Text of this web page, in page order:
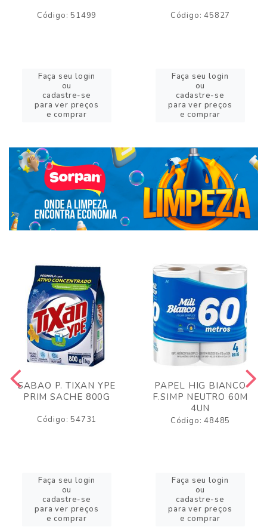
Código: 51499
Faça seu login
ou
cadastre-se
para ver preços
e comprar
Código: 45827
Faça seu login
ou
cadastre-se
para ver preços
e comprar
SABAO P. TIXAN YPE
PRIM SACHE 800G
Código: 54731
Faça seu login
ou
cadastre-se
para ver preços
e comprar
PAPEL HIG BIANCO
F.SIMP NEUTRO 60M
4UN
Código: 48485
Faça seu login
ou
cadastre-se
para ver preços
e comprar